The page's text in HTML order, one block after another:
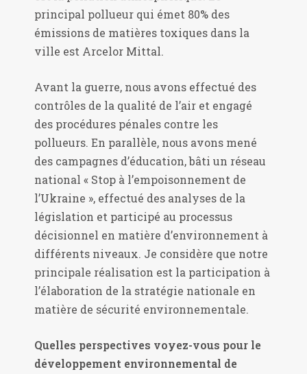
principal pollueur qui émet 80% des
émissions de matières toxiques dans la
ville est Arcelor Mittal.
Avant la guerre, nous avons effectué des
contrôles de la qualité de l’air et engagé
des procédures pénales contre les
pollueurs. En parallèle, nous avons mené
des campagnes d’éducation, bâti un réseau
national « Stop à l’empoisonnement de
l’Ukraine », effectué des analyses de la
législation et participé au processus
décisionnel en matière d’environnement à
différents niveaux. Je considère que notre
principale réalisation est la participation à
l’élaboration de la stratégie nationale en
matière de sécurité environnementale.
Quelles perspectives voyez-vous pour le
développement environnemental de